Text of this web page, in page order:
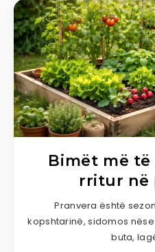
Bimët më të
rritur në
Pranvera është
kopshtarinë, sidomos
buta,